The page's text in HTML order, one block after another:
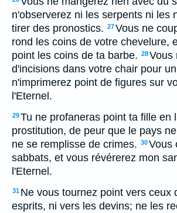
n'observerez ni les serpents ni les
tirer des pronostics. 27Vous ne
rond les coins de votre chevelure,
point les coins de ta barbe. 28Vous
d'incisions dans votre chair pour
n'imprimerez point de figures sur
l'Eternel.
29Tu ne profaneras point ta fille en
prostitution, de peur que le pays
ne se remplisse de crimes. 30Vous
sabbats, et vous révérerez mon
l'Eternel.
31 Ne vous tournez point vers ceux
esprits, ni vers les devins; ne les